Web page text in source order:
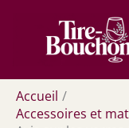
contenu
Accueil
Accessoires et